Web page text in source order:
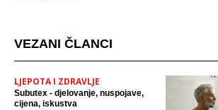
VEZANI ČLANCI
LJEPOTA I ZDRAVLJE
Subutex - djelovanje, nuspojave,
cijena, iskustva